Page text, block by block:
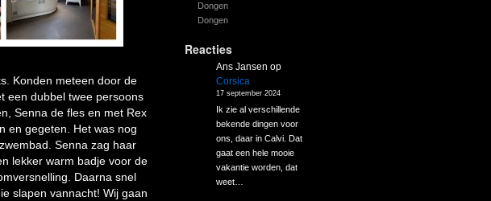
Dongen
Dongen
Reacties
Ans Jansen op
Corsica
17 september 2024
Ik zie al verschillende
bekende dingen voor
ons, daar in Calvi. Dat
gaat een hele mooie
vakantie worden, dat
weet…
Konden meteen door de
een dubbel twee persoons
Senna de fles en met Rex
en gegeten. Het was nog
Senna zag haar
lekker warm badje voor de
Daarna snel
slapen vannacht! Wij gaan